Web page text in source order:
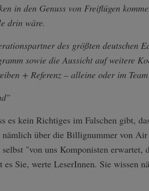
in den Genuss von Freiflügen
drin wäre.
des größten deutschen
sowie die Aussicht auf weitere
+ Referenz – alleine oder im
es kein Richtiges im Falschen gibt,
über die Billignummer von
selbst "von uns Komponisten
Sie, werte LeserInnen. Sie wissen